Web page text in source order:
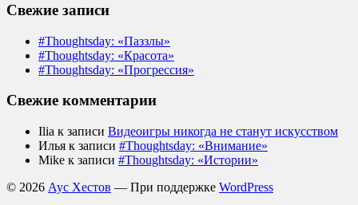
Свежие записи
#Thoughtsday: «Паззлы»
#Thoughtsday: «Красота»
#Thoughtsday: «Прогрессия»
Свежие комментарии
Ilia к записи Видеоигры никогда не станут искусством
Илья к записи #Thoughtsday: «Внимание»
Mike к записи #Thoughtsday: «Истории»
© 2026 Аус Хестов — При поддержке WordPress